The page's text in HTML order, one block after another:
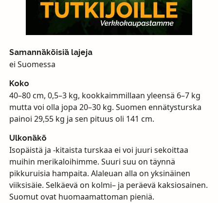
Samannäköisiä lajeja
ei Suomessa
Koko
40–80 cm, 0,5–3 kg, kookkaimmillaan yleensä 6–7 kg
mutta voi olla jopa 20–30 kg. Suomen ennätysturska
painoi 29,55 kg ja sen pituus oli 141 cm.
Ulkonäkö
Isopäistä ja -kitaista turskaa ei voi juuri sekoittaa
muihin merikaloihimme. Suuri suu on täynnä
pikkuruisia hampaita. Alaleuan alla on yksinäinen
viiksisäie. Selkäevä on kolmi– ja peräevä kaksiosainen.
Suomut ovat huomaamattoman pieniä.